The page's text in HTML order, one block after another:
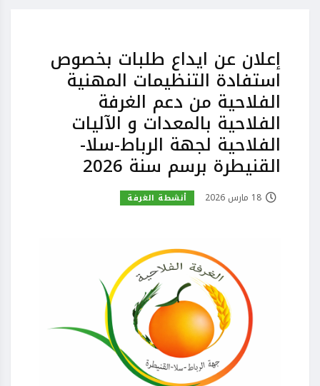
إعلان عن ايداع طلبات بخصوص
استفادة التنظيمات المهنية
الفلاحية من دعم الغرفة
الفلاحية بالمعدات و الآليات
الفلاحية لجهة الرباط-سلا-
القنيطرة برسم سنة 2026
18 مارس 2026 أنشطة الغرفة